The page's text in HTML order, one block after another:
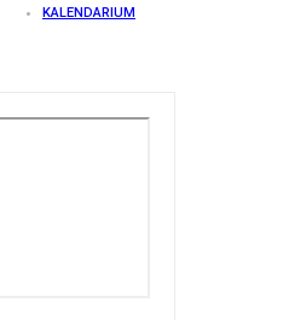
KALENDARIUM